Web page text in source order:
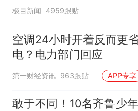
极目新闻 4959跟贴
空调24小时开着反而更
电？电力部门回应
第一财经资讯 963跟贴 APP专享
敢于不同！10名齐鲁少